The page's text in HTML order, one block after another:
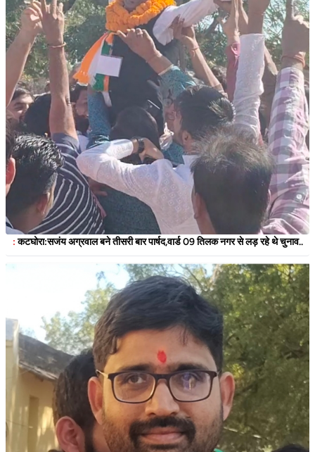
:कटघोरा:सजंय अग्रवाल बने तीसरी बार पार्षद,वार्ड 09 तिलक नगर से लड़ रहे थे चुनाव..